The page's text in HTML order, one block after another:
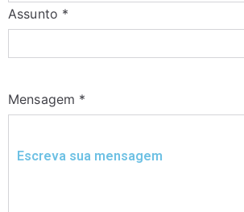
Assunto *
Mensagem *